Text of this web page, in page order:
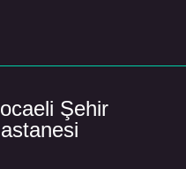
Şehir